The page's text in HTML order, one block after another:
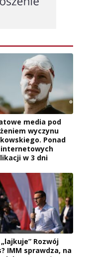
media pod
wyczynu
Ponad
internetowych
w 3 dni
Rozwój
IMM sprawdza, na